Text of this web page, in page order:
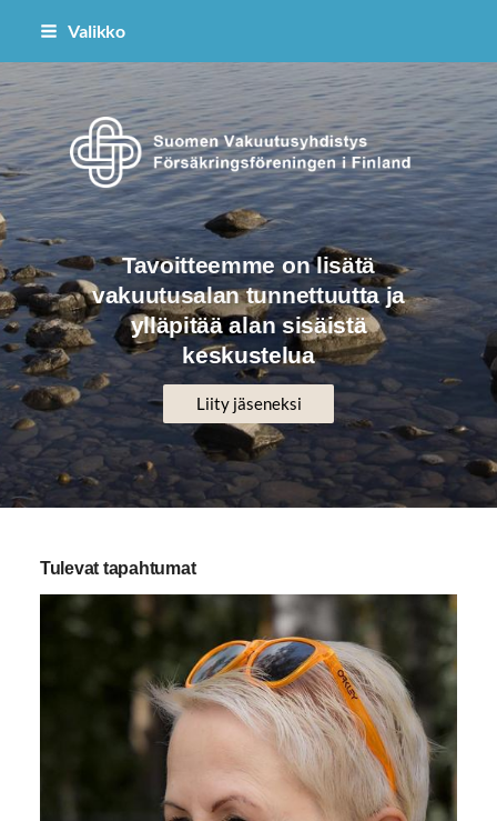
Siirry
sisältöön
Valikko
Suomen Vakuutusyhdistys ry
Tavoitteemme on lisätä
vakuutusalan tunnettuutta ja
ylläpitää alan sisäistä
keskustelua
Liity jäseneksi
Tulevat tapahtumat